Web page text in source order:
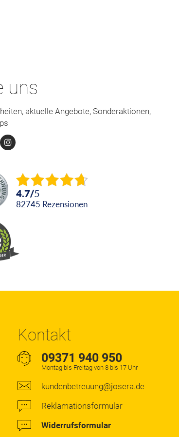
uns
aktuelle Angebote, Sonderaktionen,
4.7/5
82745 Rezensionen
Kontakt
09371 940 950
Montag bis Freitag von 8 bis 17 Uhr
kundenbetreuung@josera.de
Reklamationsformular
Widerrufsformular